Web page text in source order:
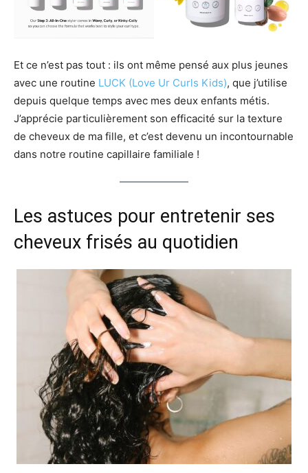
Et ce n’est pas tout : ils ont même pensé aux plus jeunes
avec une routine LUCK (Love Ur Curls Kids), que j’utilise
depuis quelque temps avec mes deux enfants métis.
J’apprécie particulièrement son efficacité sur la texture
de cheveux de ma fille, et c’est devenu un incontournable
dans notre routine capillaire familiale !
Les astuces pour entretenir ses
cheveux frisés au quotidien